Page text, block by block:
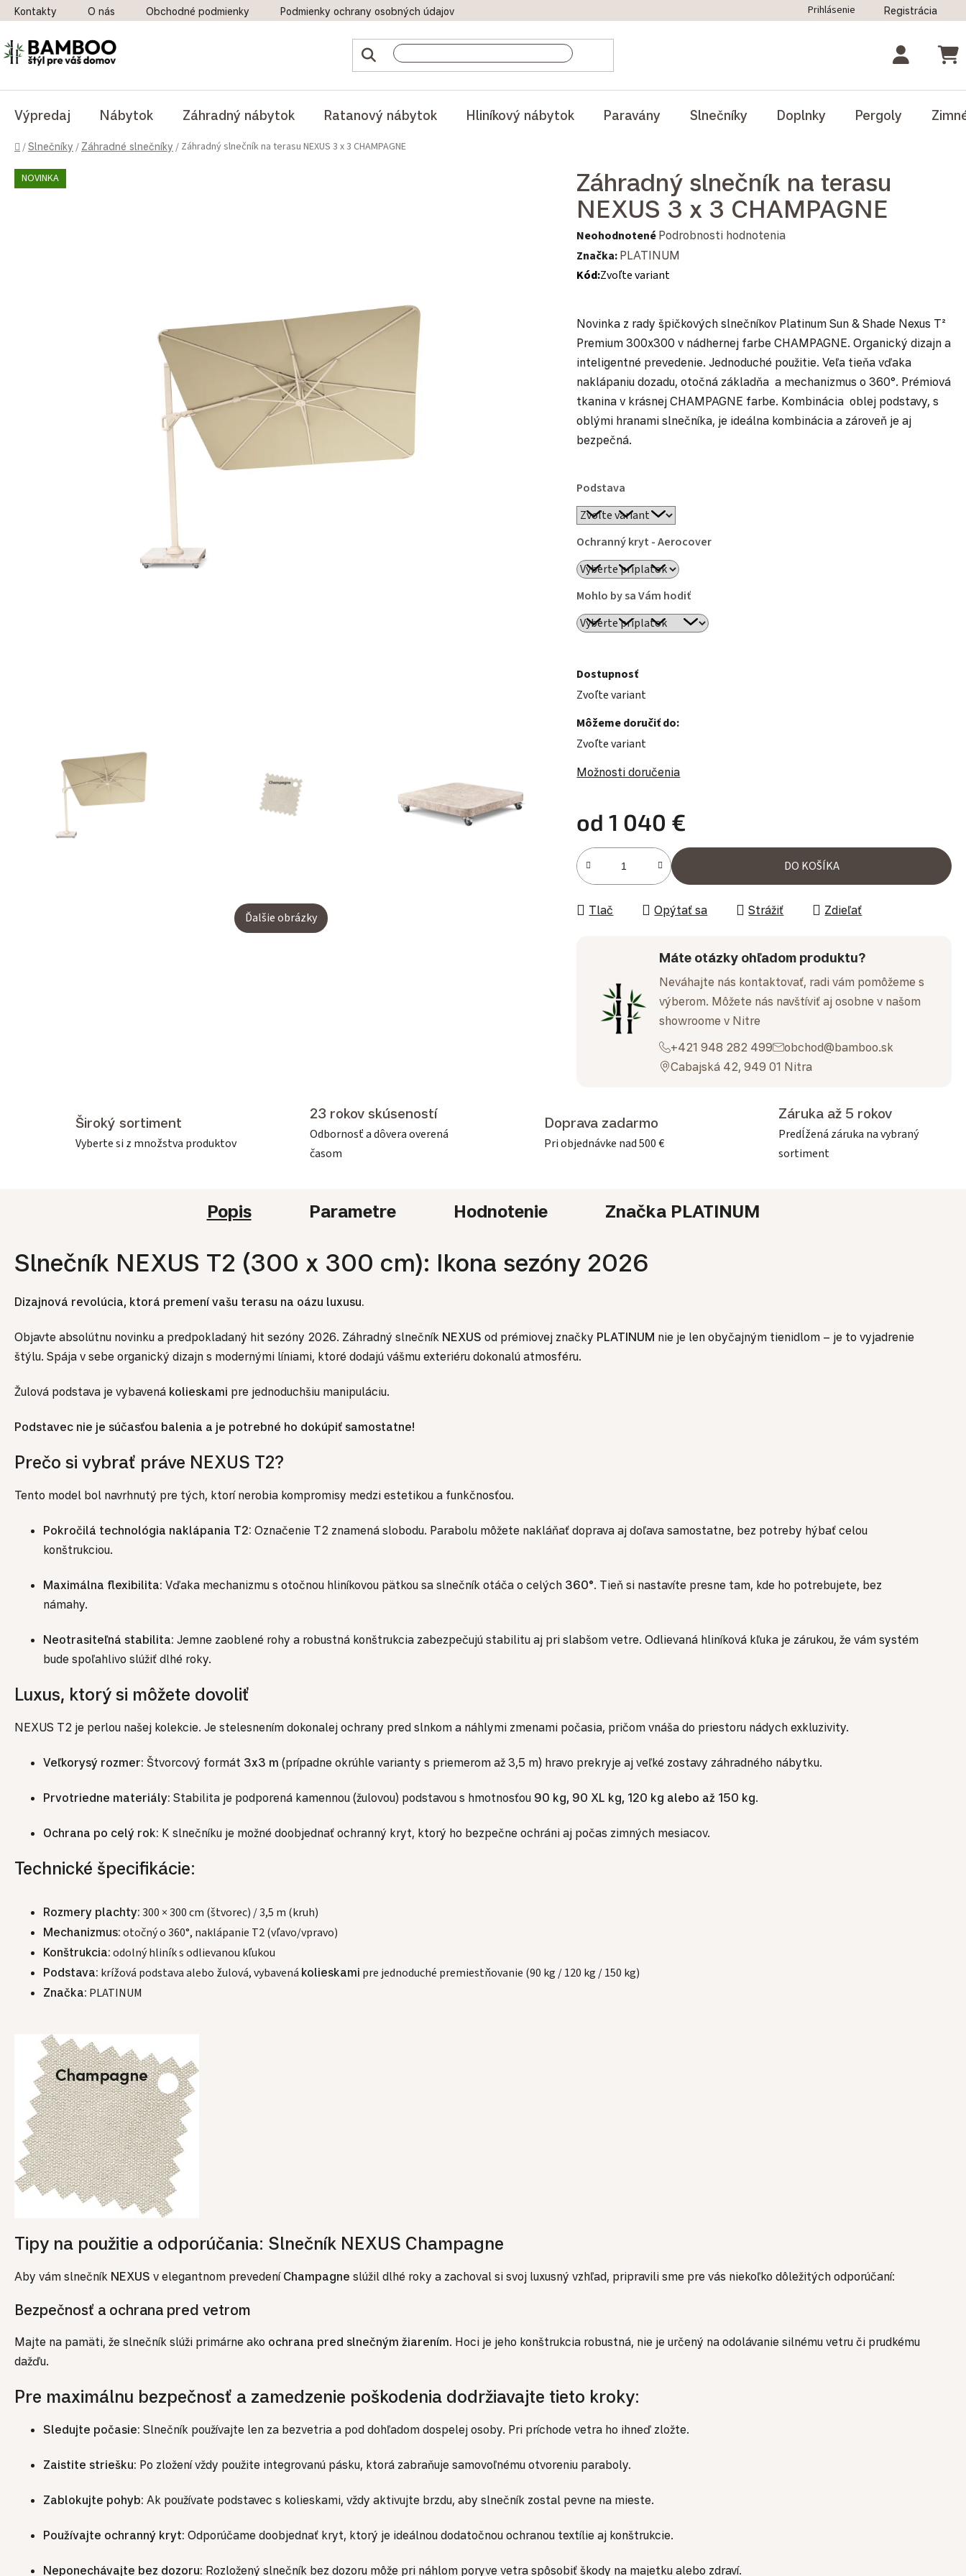
Prejsť na obsah
Kontakty O nás Obchodné podmienky Podmienky ochrany osobných údajov Odstúpenie od zmluvy
Prihlásenie Registrácia
Výpredaj Nábytok Záhradný nábytok Ratanový nábytok Hliníkový nábytok Paravány Slnečníky Doplnky Pergoly
Domov
/Slnečníky / Záhradné slnečníky / Záhradný slnečník na terasu NEXUS 3 x 3 CHAMPAGNE
Záhradný slnečník na terasu
NEXUS 3 x 3 CHAMPAGNE
Priemerné hodnotenie produktu je 0,0 z 5 hviezdičiek.
Neohodnotené Podrobnosti hodnotenia
Značka: PLATINUM
Kód:Zvoľte variant
Novinka z rady špičkových slnečníkov Platinum Sun & Shade Nexus T²
Premium 300x300 v nádhernej farbe CHAMPAGNE. Organický dizajn a
inteligentné prevedenie. Jednoduché použitie. Veľa tieňa vďaka
naklápaniu dozadu, otočná základňa a mechanizmus o 360°. Prémiová
tkanina v krásnej CHAMPAGNE farbe. Kombinácia oblej podstavy, s
oblými hranami slnečníka, je ideálna kombinácia a zároveň je aj
bezpečná.
Podstava
Ochranný kryt - Aerocover
Mohlo by sa Vám hodiť
Dostupnosť
Zvoľte variant
Môžeme doručiť do:
Zvoľte variant
Možnosti doručenia
od1 040 €
Jednotková cena:
DO KOŠÍKA
Tlač Opýtať sa Strážiť Zdieľať
Máte otázky ohľadom produktu?
Neváhajte nás kontaktovať, radi vám pomôžeme s
výberom. Môžete nás navštíviť aj osobne v našom
showroome v Nitre
+421 948 282 499
obchod@bamboo.sk
Cabajská 42, 949 01 Nitra
NOVINKA
Ďalšie obrázky
Široký sortiment
Vyberte si z množstva produktov
23 rokov skúseností
Odbornosť a dôvera overená
časom
Doprava zadarmo
Pri objednávke nad 500 €
Záruka až 5 rokov
Predĺžená záruka na vybraný
sortiment
Popis Parametre Hodnotenie ZnačkaPLATINUM
Slnečník NEXUS T2 (300 x 300 cm): Ikona sezóny 2026
Dizajnová revolúcia, ktorá premení vašu terasu na oázu luxusu.
Objavte absolútnu novinku a predpokladaný hit sezóny 2026. Záhradný slnečník NEXUS od prémiovej značky PLATINUM nie je len obyčajným tienidlom – je to vyjadrenie
štýlu. Spája v sebe organický dizajn s modernými líniami, ktoré dodajú vášmu exteriéru dokonalú atmosféru.
Žulová podstava je vybavená kolieskami pre jednoduchšiu manipuláciu.
Podstavec nie je súčasťou balenia a je potrebné ho dokúpiť samostatne!
Prečo si vybrať práve NEXUS T2?
Tento model bol navrhnutý pre tých, ktorí nerobia kompromisy medzi estetikou a funkčnosťou.
Pokročilá technológia naklápania T2: Označenie T2 znamená slobodu. Parabolu môžete nakláňať doprava aj doľava samostatne, bez potreby hýbať celou
konštrukciou.
Maximálna flexibilita: Vďaka mechanizmu s otočnou hliníkovou pätkou sa slnečník otáča o celých 360°. Tieň si nastavíte presne tam, kde ho potrebujete, bez
námahy.
Neotrasiteľná stabilita: Jemne zaoblené rohy a robustná konštrukcia zabezpečujú stabilitu aj pri slabšom vetre. Odlievaná hliníková kľuka je zárukou, že vám systém
bude spoľahlivo slúžiť dlhé roky.
Luxus, ktorý si môžete dovoliť
NEXUS T2 je perlou našej kolekcie. Je stelesnením dokonalej ochrany pred slnkom a náhlymi zmenami počasia, pričom vnáša do priestoru nádych exkluzivity.
Veľkorysý rozmer: Štvorcový formát 3x3 m (prípadne okrúhle varianty s priemerom až 3,5 m) hravo prekryje aj veľké zostavy záhradného nábytku.
Prvotriedne materiály: Stabilita je podporená kamennou (žulovou) podstavou s hmotnosťou 90 kg, 90 XL kg, 120 kg alebo až 150 kg.
Ochrana po celý rok: K slnečníku je možné doobjednať ochranný kryt, ktorý ho bezpečne ochráni aj počas zimných mesiacov.
Technické špecifikácie:
Rozmery plachty: 300 × 300 cm (štvorec) / 3,5 m (kruh)
Mechanizmus: otočný o 360°, naklápanie T2 (vľavo/vpravo)
Konštrukcia: odolný hliník s odlievanou kľukou
Podstava: krížová podstava alebo žulová, vybavená kolieskami pre jednoduché premiestňovanie (90 kg / 120 kg / 150 kg)
Značka: PLATINUM
Tipy na použitie a odporúčania: Slnečník NEXUS Champagne
Aby vám slnečník NEXUS v elegantnom prevedení Champagne slúžil dlhé roky a zachoval si svoj luxusný vzhľad, pripravili sme pre vás niekoľko dôležitých odporúčaní:
Bezpečnosť a ochrana pred vetrom
Majte na pamäti, že slnečník slúži primárne ako ochrana pred slnečným žiarením. Hoci je jeho konštrukcia robustná, nie je určený na odolávanie silnému vetru či prudkému
dažďu.
Pre maximálnu bezpečnosť a zamedzenie poškodenia dodržiavajte tieto kroky:
Sledujte počasie: Slnečník používajte len za bezvetria a pod dohľadom dospelej osoby. Pri príchode vetra ho ihneď zložte.
Zaistite striešku: Po zložení vždy použite integrovanú pásku, ktorá zabraňuje samovoľnému otvoreniu paraboly.
Zablokujte pohyb: Ak používate podstavec s kolieskami, vždy aktivujte brzdu, aby slnečník zostal pevne na mieste.
Používajte ochranný kryt: Odporúčame doobjednať kryt, ktorý je ideálnou dodatočnou ochranou textílie aj konštrukcie.
Neponechávajte bez dozoru: Rozložený slnečník bez dozoru môže pri náhlom poryve vetra spôsobiť škody na majetku alebo zdraví.